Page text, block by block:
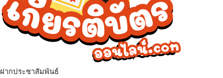
ฝากประชาสัมพันธ์